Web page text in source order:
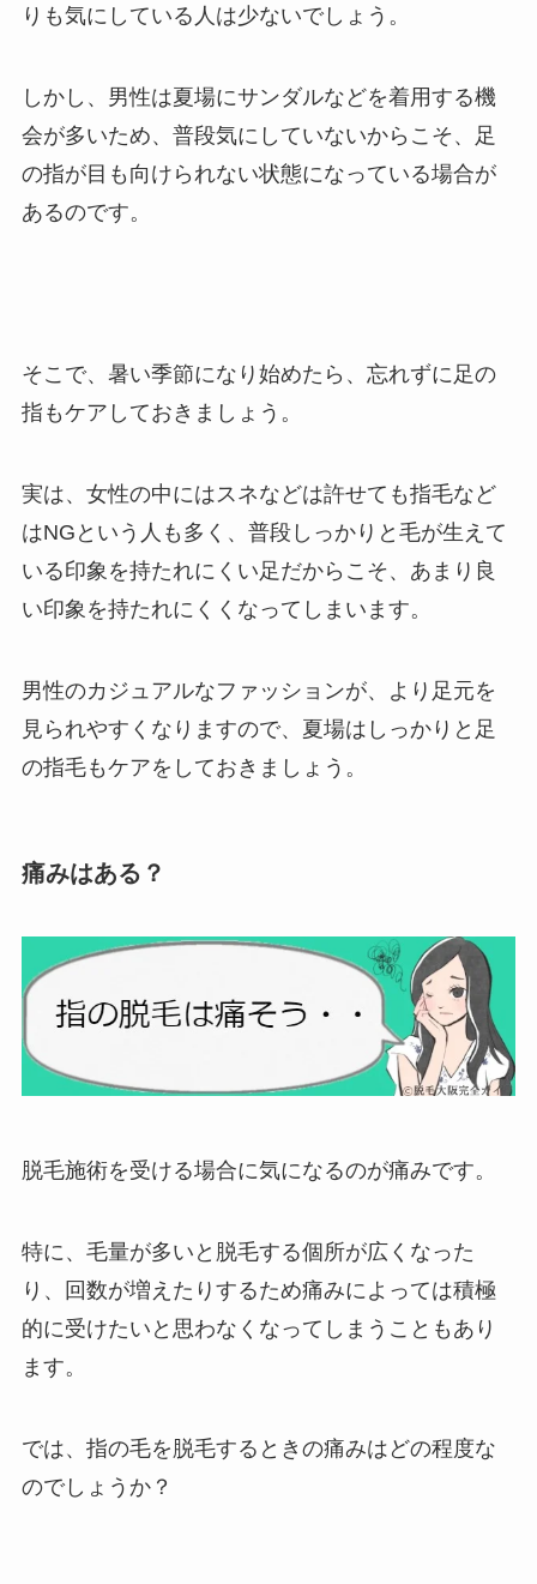
りも気にしている人は少ないでしょう。
しかし、男性は夏場にサンダルなどを着用する機
会が多いため、普段気にしていないからこそ、足
の指が目も向けられない状態になっている場合が
あるのです。
そこで、暑い季節になり始めたら、忘れずに足の
指もケアしておきましょう。
実は、女性の中にはスネなどは許せても指毛など
はNGという人も多く、普段しっかりと毛が生えて
いる印象を持たれにくい足だからこそ、あまり良
い印象を持たれにくくなってしまいます。
男性のカジュアルなファッションが、より足元を
見られやすくなりますので、夏場はしっかりと足
の指毛もケアをしておきましょう。
痛みはある？
脱毛施術を受ける場合に気になるのが痛みです。
特に、毛量が多いと脱毛する個所が広くなった
り、回数が増えたりするため痛みによっては積極
的に受けたいと思わなくなってしまうこともあり
ます。
では、指の毛を脱毛するときの痛みはどの程度な
のでしょうか？